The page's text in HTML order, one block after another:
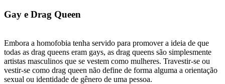
Gay e Drag Queen
Embora a homofobia tenha servido para promover a ideia de que
todas as drag queens eram gays, as drag queens são simplesmente
artistas masculinos que se vestem como mulheres. Travestir-se ou
vestir-se como drag queen não define de forma alguma a orientação
sexual ou identidade de gênero de uma pessoa.